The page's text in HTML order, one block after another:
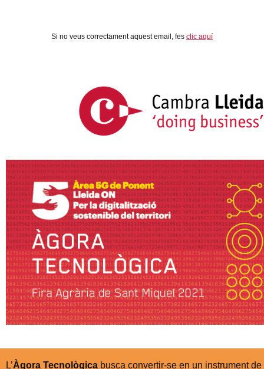
Si no veus correctament aquest email, fes clic aquí
L’Àgora Tecnològica busca convertir-se en un instrument